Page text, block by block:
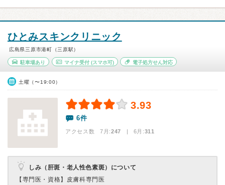
ひとみスキンクリニック
広島県三原市港町（三原駅）
駐車場あり マイナ受付(スマホ可) 電子処方せん対応
土曜（〜19:00）
3.93
6件
アクセス数 7月:247 | 6月:311
しみ（肝斑・老人性色素斑）について
【専門医・資格】 皮膚科専門医